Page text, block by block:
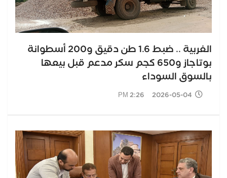
الغربية .. ضبط 1.6 طن دقيق و200 أسطوانة
بوتاجاز و650 كجم سكر مدعم قبل بيعها
بالسوق السوداء
2026-05-04 2:26 PM